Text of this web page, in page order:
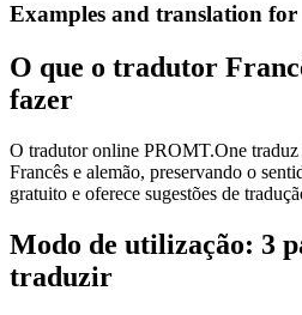
Examples and translation for
O que o tradutor
fazer
O tradutor online PROMT.One traduz
Francês e alemão, preservando o
gratuito e oferece sugestões de
Modo de utilização: 3
traduzir